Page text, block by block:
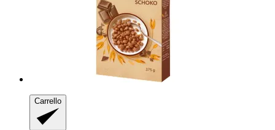
Carrello